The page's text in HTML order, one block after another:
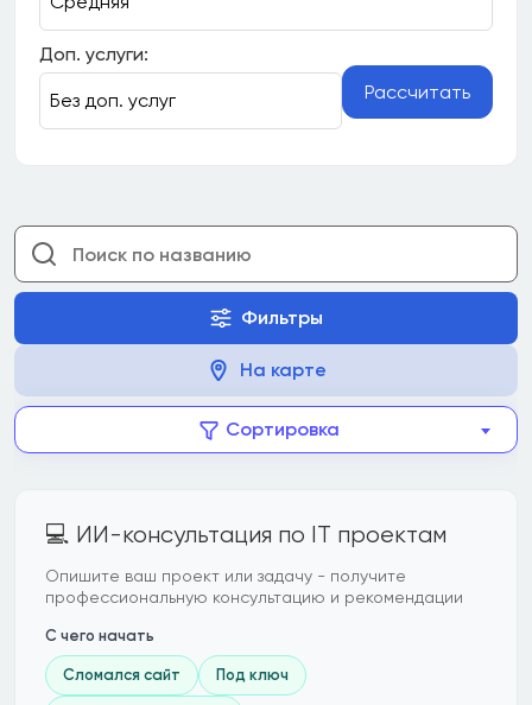
Доп. услуги:
Рассчитать
Фильтры
На карте
Сортировка
💻 ИИ-консультация по IT проектам
Опишите ваш проект или задачу - получите
профессиональную консультацию и рекомендации
С чего начать
Сломался сайт Под ключ